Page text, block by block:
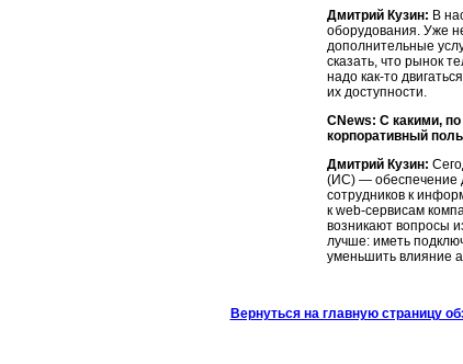
Дмитрий Кузин: В
оборудования. Уже
дополнительные
сказать, что рынок
надо как-то
их доступности.
CNews: С какими,
корпоративный
Дмитрий Кузин:
(ИС) — обеспечение
сотрудников к
к web-сервисам
возникают вопросы
лучше: иметь
уменьшить влияние
Вернуться на главную страницу